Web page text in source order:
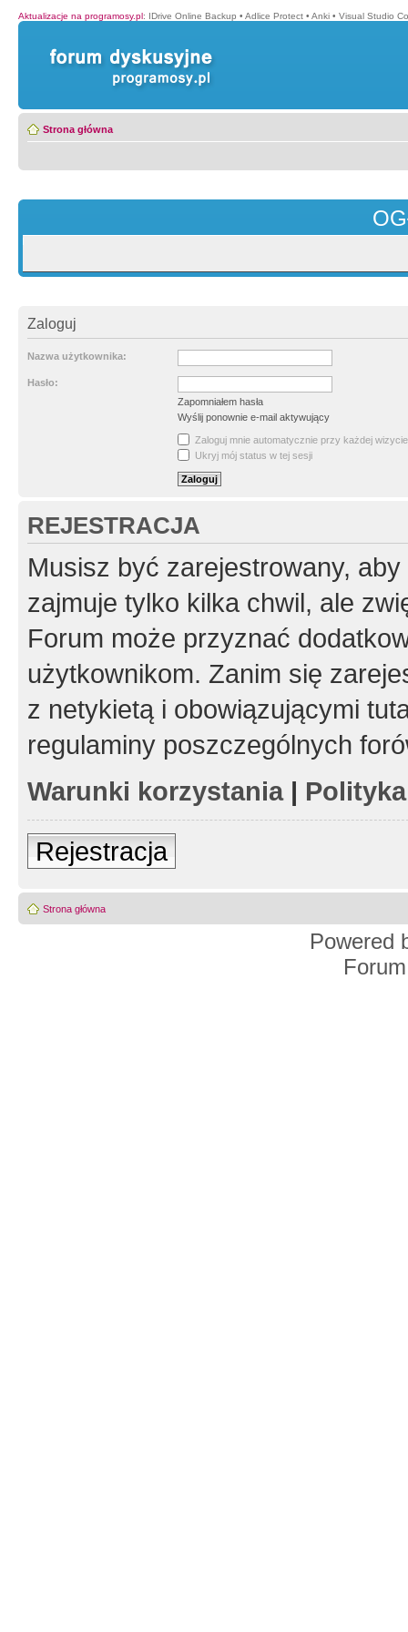
Aktualizacje na programosy.pl: IDrive Online Backup • Adlice Protect • Anki • Visual Studio
Strona główna
Zaloguj
Nazwa użytkownika:
Hasło:
Zapomniałem hasła
Wyślij ponownie e-mail aktywujący
Zaloguj mnie automatycznie przy każdej wizycie
Ukryj mój status w tej sesji
REJESTRACJA
Musisz być zarejestrowany,
zajmuje tylko kilka chwil, ale
Forum może przyznać
użytkownikom. Zanim się
z netykietą i obowiązującymi
regulaminy poszczególnych
Warunki korzystania|
Rejestracja
Strona główna
Powered